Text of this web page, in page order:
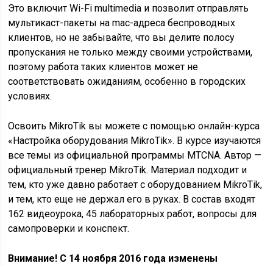
Это включит Wi-Fi multimedia и позволит отправлять
мультикаст-пакеты на mac-адреса беспроводных
клиентов, но не забывайте, что вы делите полосу
пропускания не только между своими устройствами,
поэтому работа таких клиентов может не
соответствовать ожиданиям, особенно в городских
условиях.
Освоить MikroTik вы можете с помощью онлайн-курса
«Настройка оборудования MikroTik». В курсе изучаются
все темы из официальной программы MTCNA. Автор —
официальный тренер MikroTik. Материал подходит и
тем, кто уже давно работает с оборудованием MikroTik,
и тем, кто еще не держал его в руках. В состав входят
162 видеоурока, 45 лабораторных работ, вопросы для
самопроверки и конспект.
Внимание! С 14 ноября 2016 года изменены